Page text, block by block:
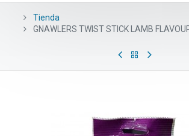
Tienda
GNAWLERS TWIST STICK LAMB